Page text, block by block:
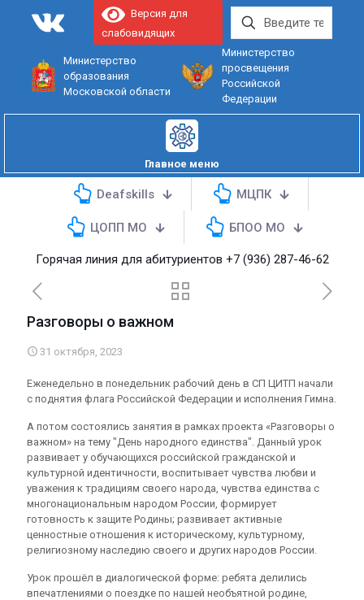
Министерство
образования
Московской области
Министерство
просвещения
Российской
Федерации
Версия для
слабовидящих
Главное меню
Deafskills МЦПК
ЦОПП МО БПОО МО
Горячая линия для абитуриентов+7 (936) 287-46-62
Разговоры о важном
31 октября, 2023
Еженедельно в понедельник рабочий день в СП ЦИТП начали
с поднятия флага Российской Федерации и исполнения Гимна.
А потом состоялись занятия в рамках проекта «Разговоры о
важном» на тему "День народного единства". Данный урок
развивает у обучающихся российской гражданской и
культурной идентичности, воспитывает чувства любви и
уважения к традициям своего народа, чувства единства с
многонациональным народом России, формирует
готовность к защите Родины; развивает активные
ценностные отношения к историческому, культурному,
религиозному наследию своего и других народов России.
Урок прошёл в диалогической форме: ребята делились
впечатлениями о поездке по нашей необъятной родине,